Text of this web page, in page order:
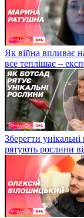
Як війна впливає
все теплішає –
Зберегти
рятують рослини